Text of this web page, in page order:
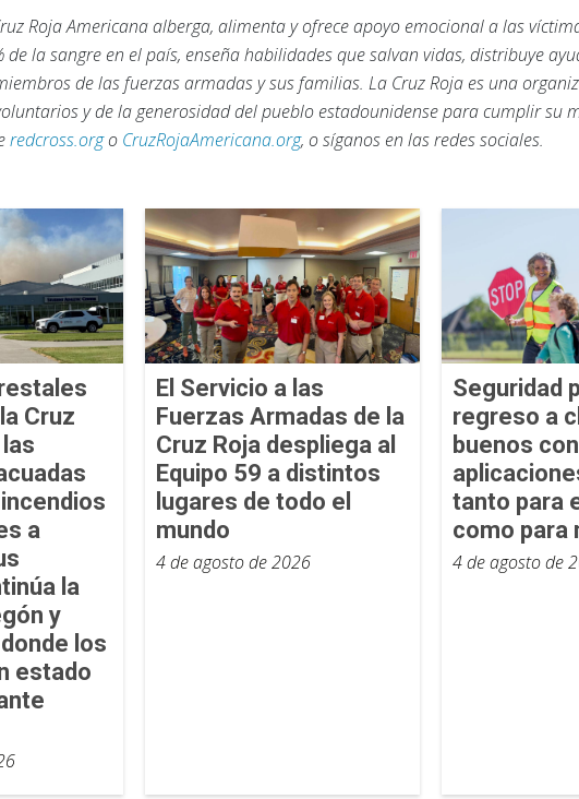
Roja Americana alberga, alimenta y ofrece apoyo emocional a las
de la sangre en el país, enseña habilidades que salvan vidas, distribuye
de las fuerzas armadas y sus familias. La Cruz Roja es una
y de la generosidad del pueblo estadounidense para cumplir su
redcross.orgo CruzRojaAmericana.org, o síganos en las redes sociales.
Cruz
a
la
y
los
estado
El Servicio a las
Fuerzas Armadas de la
Cruz Roja despliega al
Equipo 59 a distintos
lugares de todo el
mundo
4 de agosto de 2026
Seguridad
regreso a
buenos
tanto para
como para
4 de agosto de